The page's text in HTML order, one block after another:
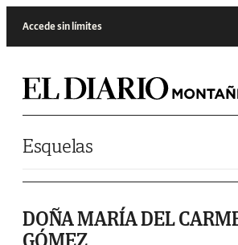
Accede sin límites
Esquelas
DOÑA MARÍA DEL